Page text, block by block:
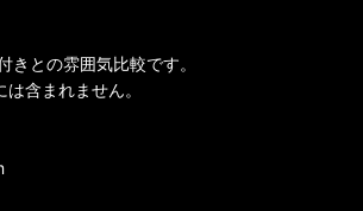
との雰囲気比較です。
含まれません。